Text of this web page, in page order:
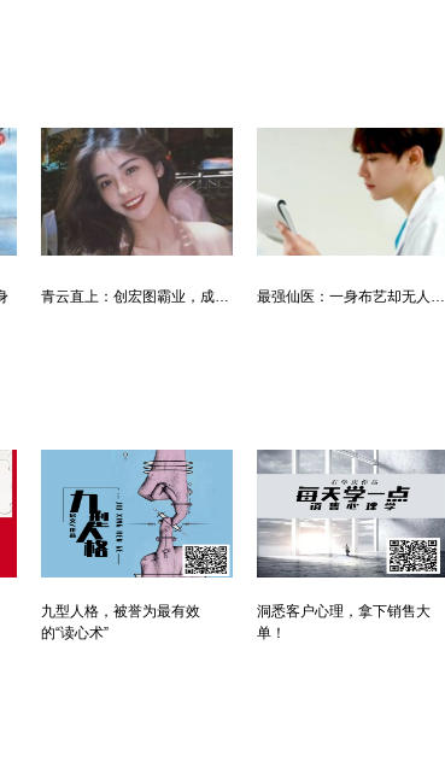
青云直上：创宏图霸业，成人生赢家 最强仙医：一身布艺却无人不识
九型人格，被誉为最有效
的“读心术”
洞悉客户心理，拿下销售大
单！